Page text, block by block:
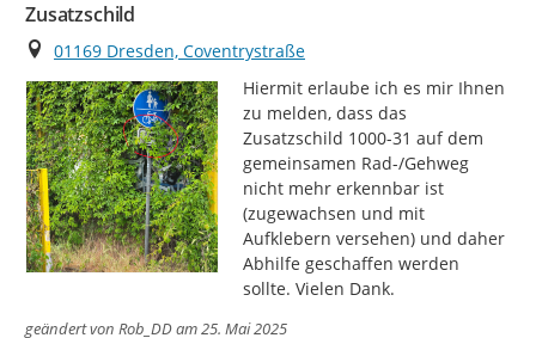
Zusatzschild
Ort
01169 Dresden, Coventrystraße
Hiermit erlaube ich es mir Ihnen
zu melden, dass das
Zusatzschild 1000-31 auf dem
gemeinsamen Rad-/Gehweg
nicht mehr erkennbar ist
(zugewachsen und mit
Aufklebern versehen) und daher
Abhilfe geschaffen werden
sollte. Vielen Dank.
geändert von Rob_DDam 25. Mai 2025